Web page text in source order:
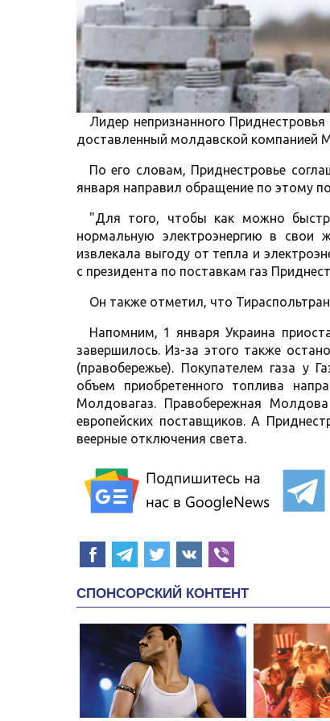
Лидер непризнанного
доставленный молдавской компанией
По его словам, Приднестровье
января направил обращение по этому
"Для того, чтобы как можно
нормальную электроэнергию в свои
извлекала выгоду от тепла и
с президента по поставкам газ
Он также отметил, что
Напомним, 1 января Украина
завершилось. Из-за этого также
(правобережье). Покупателем газа у
объем приобретенного топлива
Молдовагаз. Правобережная
европейских поставщиков. А
веерные отключения света.